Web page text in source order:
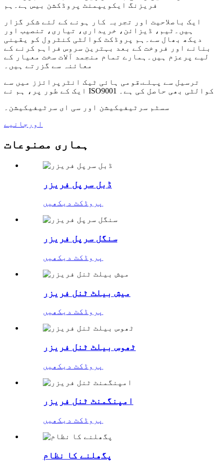
فریزنگ ایکویپمنٹ پروڈکشن بیس ہے۔ہم
ایک باصلاحیت اور تجربہ کار ہونے کے لئے شکر گزار
ہیں۔
ٹیم، ڈیزائن، خریداری، تیاری، تنصیب اور
دیکھ بھال سے۔ہم پروڈکٹ کوالٹی کنٹرول کو یقینی
بنانے اور فروخت کے بعد بہترین سروس فراہم کرنے کے
لیے پرعزم ہیں۔ہمارے تمام منجمد آلات سخت معیار کے
معائنہ سے گزرتے ہیں۔
ترسیل سے پہلے.قومی ہائی ٹیک انٹرپرائزز میں سے
ایک کے طور پر، ہم نے ISO9001 کوالٹی بھی حاصل کی ہے۔
سسٹم سرٹیفیکیشن اور سی ای سرٹیفیکیشن۔
اورجانیے
ہماری مصنوعات
ڈبل سرپل فریزر
پروڈکٹ دیکھیں
سنگل سرپل فریزر
پروڈکٹ دیکھیں
میش بیلٹ ٹنل فریزر
پروڈکٹ دیکھیں
ٹھوس بیلٹ ٹنل فریزر
پروڈکٹ دیکھیں
امپنگمنٹ ٹنل فریزر
پروڈکٹ دیکھیں
پگھلنے کا نظام